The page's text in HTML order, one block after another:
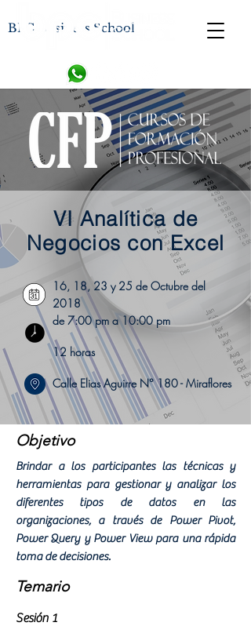
BPC Business School
VI Analítica de
Negocios con Excel
16, 18, 23 y 25 de Octubre del
2018
de 7:00 pm a 10:00 pm
12 horas
Calle Elias Aguirre N° 180 - Miraflores
Objetivo
Brindar a los participantes las técnicas y
herramientas para gestionar y analizar los
diferentes tipos de datos en las
organizaciones, a través de Power Pivot,
Power Query y Power View para una rápida
toma de decisiones.
Temario
Sesión 1